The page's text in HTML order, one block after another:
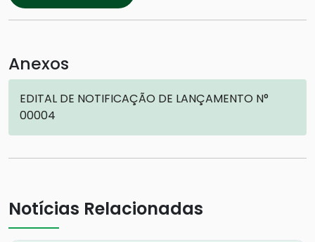
Anexos
EDITAL DE NOTIFICAÇÃO DE LANÇAMENTO N°
00004
Notícias Relacionadas